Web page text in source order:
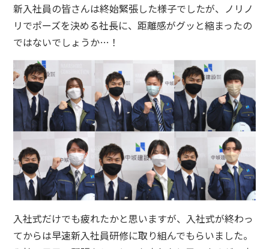
新入社員の皆さんは終始緊張した様子でしたが、ノリノ
リでポーズを決める社長に、距離感がグッと縮まったの
ではないでしょうか…！
入社式だけでも疲れたかと思いますが、入社式が終わっ
てからは早速新入社員研修に取り組んでもらいました。